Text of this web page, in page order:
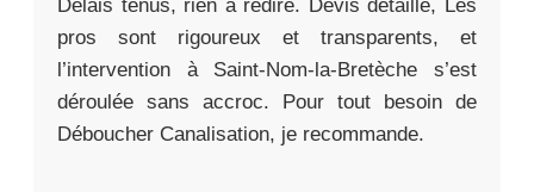
Délais tenus, rien à redire. Devis détaillé, Les
pros sont rigoureux et transparents, et
l’intervention à Saint-Nom-la-Bretèche s’est
déroulée sans accroc. Pour tout besoin de
Déboucher Canalisation, je recommande.